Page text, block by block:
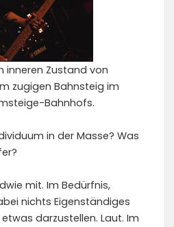
inneren Zustand von
zugigen Bahnsteig im
Bahnhofs.
in der Masse? Was
mit. Im Bedürfnis,
nichts Eigenständiges
darzustellen. Laut. Im